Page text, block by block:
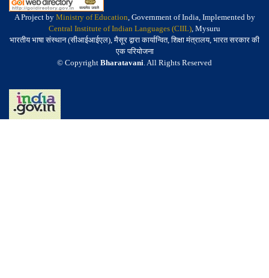
A Project by Ministry of Education, Government of India, Implemented by
Central Institute of Indian Languages (CIIL), Mysuru
भारतीय भाषा संस्थान (सीआईआईएल), मैसूर द्वारा कार्यान्वित, शिक्षा मंत्रालय, भारत सरकार की
एक परियोजना
© Copyright Bharatavani. All Rights Reserved